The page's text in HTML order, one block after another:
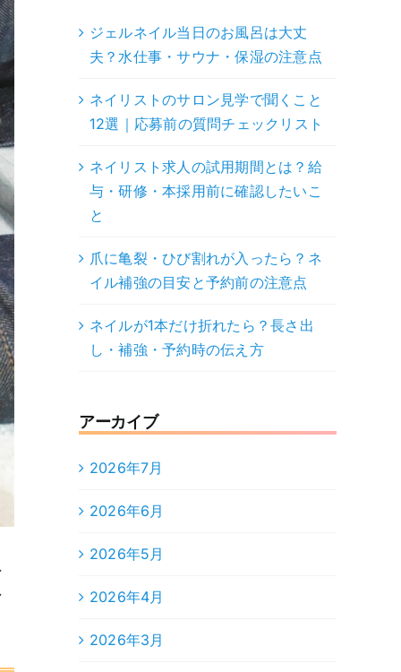
ジェルネイル当日のお風呂は大丈
夫？水仕事・サウナ・保湿の注意点
ネイリストのサロン見学で聞くこと
12選｜応募前の質問チェックリスト
ネイリスト求人の試用期間とは？給
与・研修・本採用前に確認したいこ
と
爪に亀裂・ひび割れが入ったら？ネ
イル補強の目安と予約前の注意点
ネイルが1本だけ折れたら？長さ出
し・補強・予約時の伝え方
アーカイブ
2026年7月
2026年6月
2026年5月
2026年4月
2026年3月